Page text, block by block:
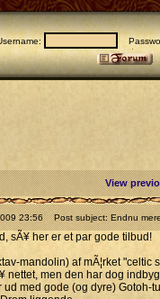
View
23:56 Post subject: Endnu
sÃ¥ her er et par gode tilbud!
mandolin) af mÃ¦rket
nettet, men den har dog
med gode (og dyre) Gotoh-